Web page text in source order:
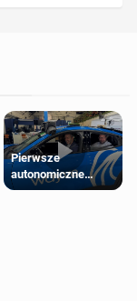
Pierwsze
autonomiczne
Ubery pojawią się